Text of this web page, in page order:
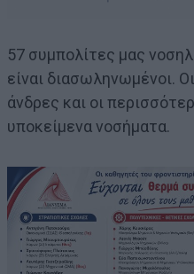
57 συμπολίτες μας
είναι διασωληνωμένοι.
άνδρες και οι
υποκείμενα νοσήματα.